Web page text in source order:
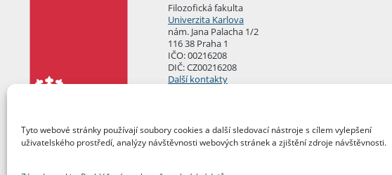
Tyto webové stránky používají soubory cookies a další sledovací nástroje s cílem vylepšení
uživatelského prostředí, analýzy návštěvnosti webových stránek a zjištění zdroje návštěvnosti.
Filozofická fakulta
Univerzita Karlova
nám. Jana Palacha 1/2
116 38 Praha 1
IČO: 00216208
DIČ: CZ00216208
Další kontakty